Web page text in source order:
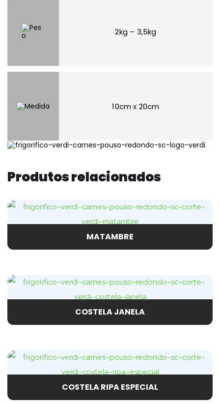
2kg – 3,5kg
10cm x 20cm
Produtos relacionados
MATAMBRE
COSTELA JANELA
COSTELA RIPA ESPECIAL